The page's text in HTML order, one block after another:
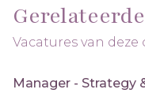
Vacatures van
Manager - Strategy